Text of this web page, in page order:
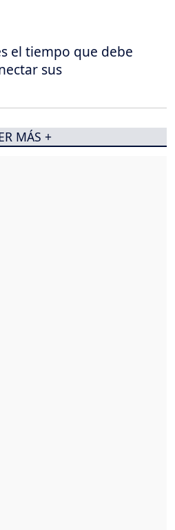
el tiempo que debe
sus
MÁS +